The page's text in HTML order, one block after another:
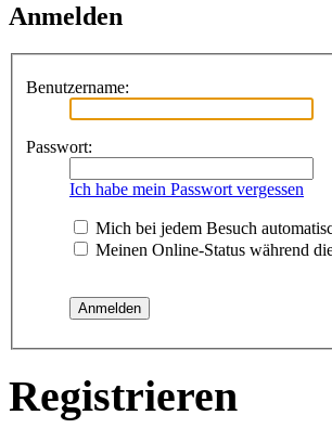
Anmelden
Benutzername:
Passwort:
Ich habe mein Passwort vergessen
Mich bei jedem Besuch
Meinen Online-Status während
Registrieren